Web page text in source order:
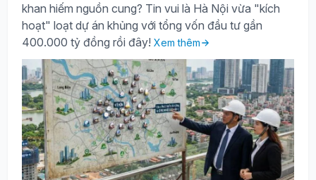
khan hiếm nguồn cung? Tin vui là Hà Nội vừa "kích
hoạt" loạt dự án khủng với tổng vốn đầu tư gần
400.000 tỷ đồng rồi đây! Xem thêm